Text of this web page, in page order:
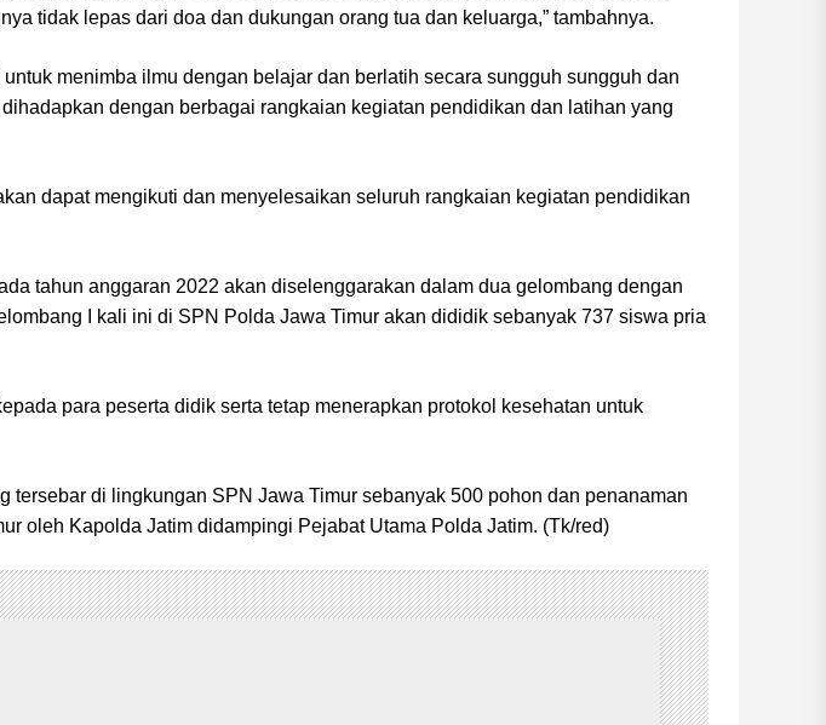
tidak lepas dari doa dan dukungan orang tua dan keluarga,” tambahnya.
menimba ilmu dengan belajar dan berlatih secara sungguh sungguh dan
dengan berbagai rangkaian kegiatan pendidikan dan latihan yang
dapat mengikuti dan menyelesaikan seluruh rangkaian kegiatan pendidikan
tahun anggaran 2022 akan diselenggarakan dalam dua gelombang dengan
I kali ini di SPN Polda Jawa Timur akan dididik sebanyak 737 siswa pria
para peserta didik serta tetap menerapkan protokol kesehatan untuk
di lingkungan SPN Jawa Timur sebanyak 500 pohon dan penanaman
oleh Kapolda Jatim didampingi Pejabat Utama Polda Jatim. (Tk/red)